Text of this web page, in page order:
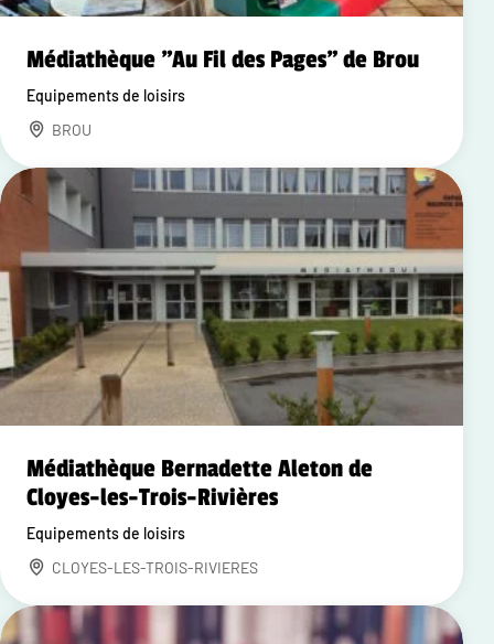
Médiathèque "Au Fil des Pages" de Brou
Equipements de loisirs
BROU
Médiathèque Bernadette Aleton de
Cloyes-les-Trois-Rivières
Equipements de loisirs
CLOYES-LES-TROIS-RIVIERES